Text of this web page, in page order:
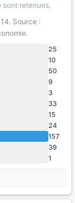
sont retenues.
Source :
25
10
50
9
3
33
15
24
157
39
1